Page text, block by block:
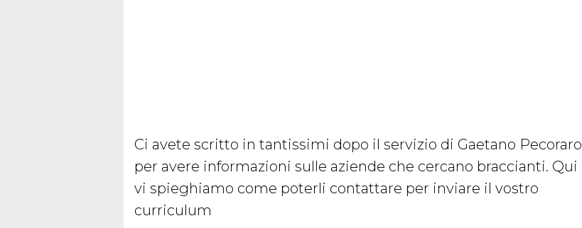
Ci avete scritto in tantissimi dopo il servizio di Gaetano Pecoraro
per avere informazioni sulle aziende che cercano braccianti. Qui
vi spieghiamo come poterli contattare per inviare il vostro
curriculum